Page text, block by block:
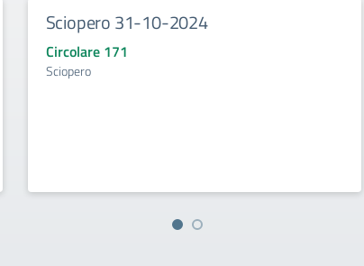
Sciopero 31-10-2024
Circolare 171
Sciopero